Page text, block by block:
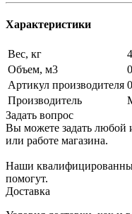
Характеристики
Вес, кг
Объем, м3
Артикул производителя
Производитель
Задать вопрос
Вы можете задать любой
или работе магазина.
Наши
помогут.
Доставка